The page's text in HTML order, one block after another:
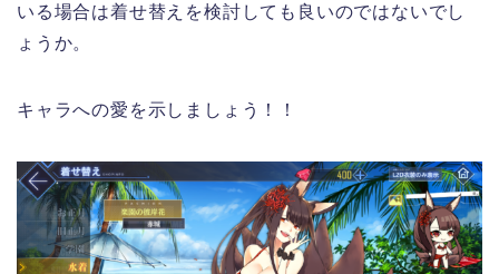
いる場合は着せ替えを検討しても良いのではないでし
ょうか。
キャラへの愛を示しましょう！！